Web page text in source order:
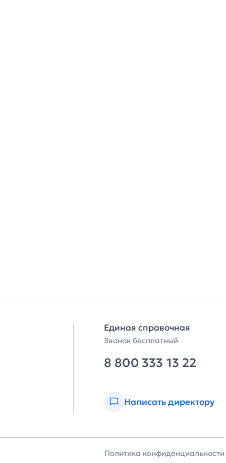
Единая справочная
Звонок бесплатный
8 800 333 13 22
Написать директору
Политика конфиденциальности